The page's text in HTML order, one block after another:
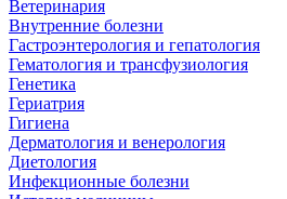
Ветеринария
Внутренние болезни
Гастроэнтерология и гепатология
Гематология и трансфузиология
Генетика
Гериатрия
Гигиена
Дерматология и венерология
Диетология
Инфекционные болезни